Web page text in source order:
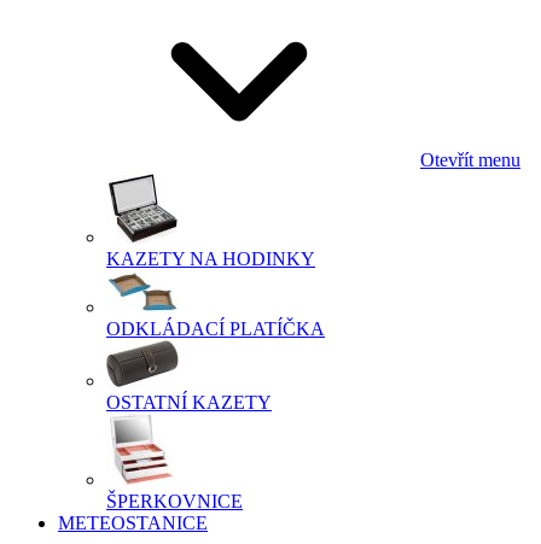
Otevřít menu
KAZETY NA HODINKY
ODKLÁDACÍ PLATÍČKA
OSTATNÍ KAZETY
ŠPERKOVNICE
METEOSTANICE